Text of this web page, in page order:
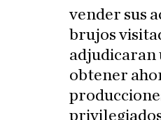
vender sus
brujos
adjudicaran
obtener